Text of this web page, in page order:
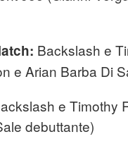
Backslash e
e Arian Barba Di
e Timothy
debuttante)